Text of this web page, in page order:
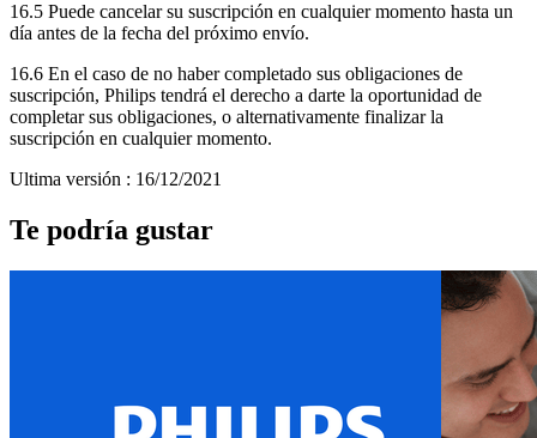
16.5 Puede cancelar su suscripción en cualquier momento hasta un
día antes de la fecha del próximo envío.
16.6 En el caso de no haber completado sus obligaciones de
suscripción, Philips tendrá el derecho a darte la oportunidad de
completar sus obligaciones, o alternativamente finalizar la
suscripción en cualquier momento.
Ultima versión : 16/12/2021
Te podría gustar